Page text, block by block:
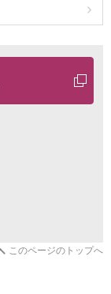
このページのトップへ